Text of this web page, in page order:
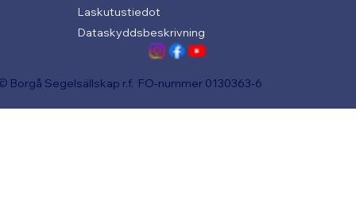
Dataskyddsbeskrivning
Laskutustiedot
Borgå Segelsällskap r.f. FO-nummer 0130363-6